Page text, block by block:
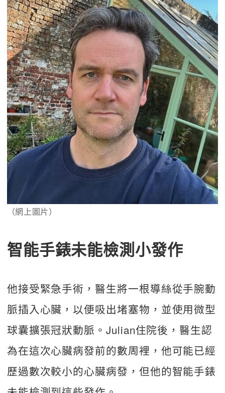
（網上圖片）
智能手錶未能檢測小發作
他接受緊急手術，醫生將一根導絲從手腕動
脈插入心臟，以便吸出堵塞物，並使用微型
球囊擴張冠狀動脈。Julian住院後，醫生認
為在這次心臟病發前的數周裡，他可能已經
歷過數次較小的心臟病發，但他的智能手錶